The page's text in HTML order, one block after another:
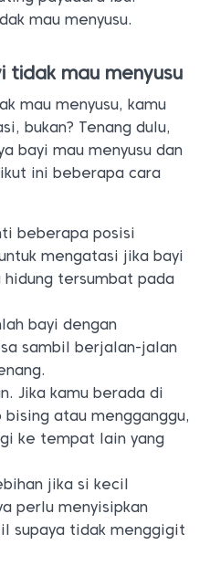
mau menyusu.
tidak mau menyusu
mau menyusu, kamu
bukan? Tenang dulu,
bayi mau menyusu dan
ini beberapa cara
beberapa posisi
mengatasi jika bayi
tersumbat pada
bayi dengan
sambil berjalan-jalan
Jika kamu berada di
bising atau mengganggu,
ke tempat lain yang
jika si kecil
perlu menyisipkan
supaya tidak menggigit